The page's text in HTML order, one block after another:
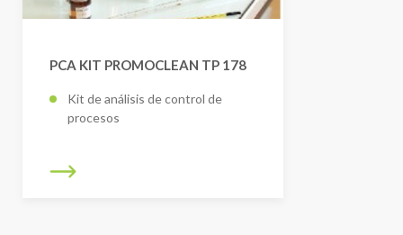
PCA KIT PROMOCLEAN TP 178
Kit de análisis de control de
procesos